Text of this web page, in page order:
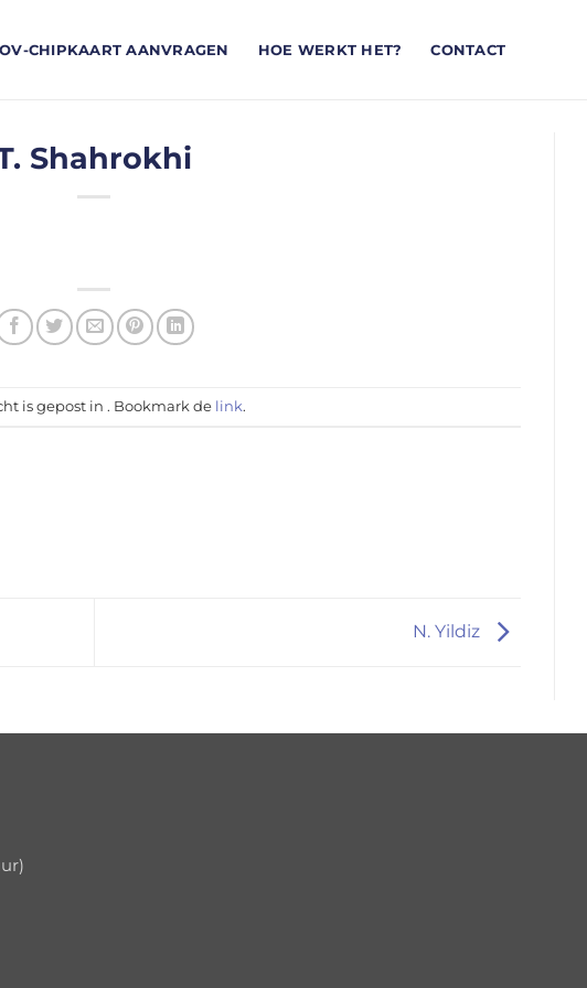
OV-CHIPKAART AANVRAGEN HOE WERKT HET? CONTACT
Shahrokhi
is gepost in . Bookmark de link.
N. Yildiz